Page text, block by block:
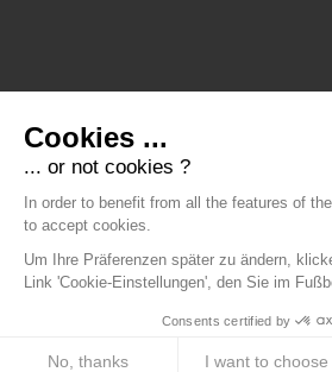
Cookies ...
... or not cookies ?
In order to benefit from all the features of
to accept cookies.
Um Ihre Präferenzen später zu ändern,
Link 'Cookie-Einstellungen', den Sie im
Consents certified by
No, thanks I want to choose